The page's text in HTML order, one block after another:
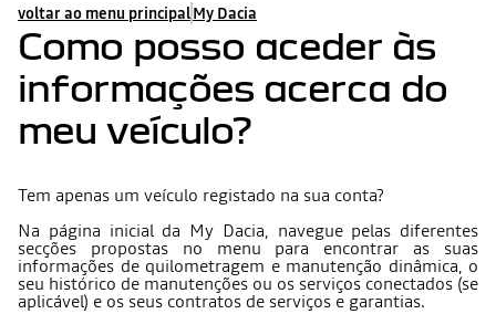
voltar ao menu principalMy Dacia
Como posso aceder às
informações acerca do
meu veículo?
Tem apenas um veículo registado na sua conta?
Na página inicial da My Dacia, navegue pelas diferentes
secções propostas no menu para encontrar as suas
informações de quilometragem e manutenção dinâmica, o
seu histórico de manutenções ou os serviços conectados (se
aplicável) e os seus contratos de serviços e garantias.